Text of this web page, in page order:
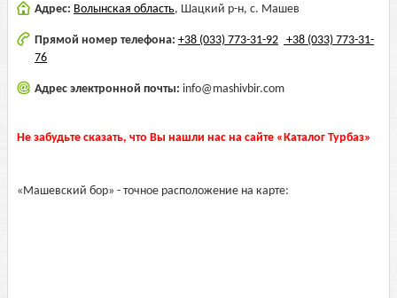
Адрес: Волынская область, Шацкий р-н, с. Машев
Прямой номер телефона: +38 (033) 773-31-92 +38 (033) 773-31-
76
Адрес электронной почты: info@mashivbir.com
Не забудьте сказать, что Вы нашли нас на сайте «Каталог Турбаз»
«Машевский бор» - точное расположение на карте: